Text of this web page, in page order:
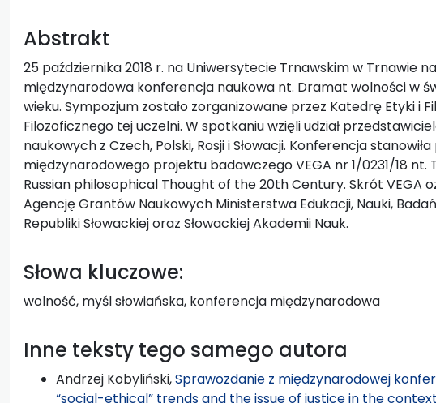
Abstrakt
25 października 2018 r. na Uniwersytecie Trnawskim w Trnawie
międzynarodowa konferencja naukowa nt. Dramat wolności w
wieku. Sympozjum zostało zorganizowane przez Katedrę Etyki i
Filozoficznego tej uczelni. W spotkaniu wzięli udział
naukowych z Czech, Polski, Rosji i Słowacji. Konferencja
międzynarodowego projektu badawczego VEGA nr 1/0231/18
Russian philosophical Thought of the 20th Century. Skrót VEGA
Agencję Grantów Naukowych Ministerstwa Edukacji, Nauki,
Republiki Słowackiej oraz Słowackiej Akademii Nauk.
Słowa kluczowe:
wolność, myśl słowiańska, konferencja międzynarodowa
Inne teksty tego samego autora
Andrzej Kobyliński,Sprawozdanie z międzynarodowej
“social-ethical” trends and the issue of justice in the